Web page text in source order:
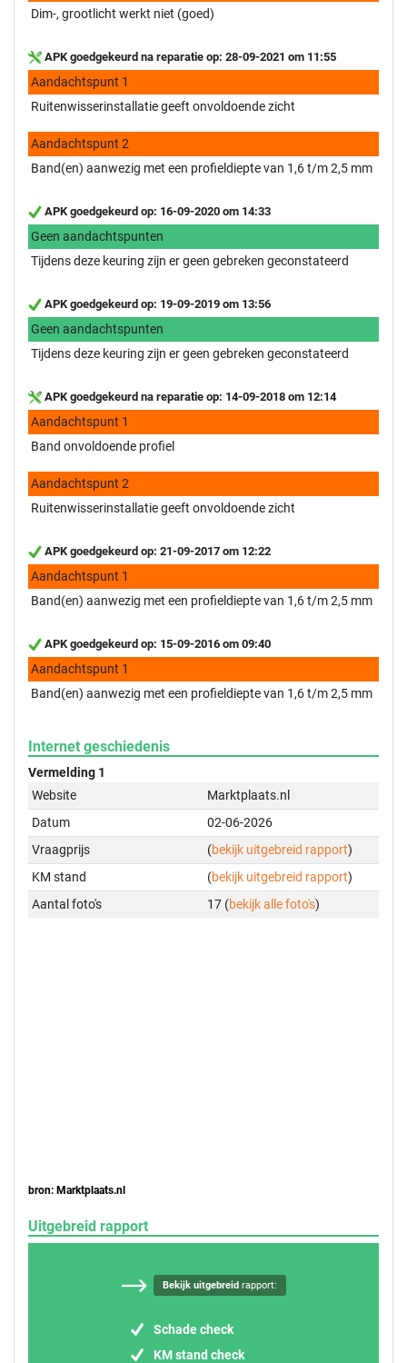
Dim-, grootlicht werkt niet (goed)
APK goedgekeurd na reparatie op: 28-09-2021 om 11:55
Aandachtspunt 1
Ruitenwisserinstallatie geeft onvoldoende zicht
Aandachtspunt 2
Band(en) aanwezig met een profieldiepte van 1,6 t/m 2,5 mm
APK goedgekeurd op: 16-09-2020 om 14:33
Geen aandachtspunten
Tijdens deze keuring zijn er geen gebreken geconstateerd
APK goedgekeurd op: 19-09-2019 om 13:56
Geen aandachtspunten
Tijdens deze keuring zijn er geen gebreken geconstateerd
APK goedgekeurd na reparatie op: 14-09-2018 om 12:14
Aandachtspunt 1
Band onvoldoende profiel
Aandachtspunt 2
Ruitenwisserinstallatie geeft onvoldoende zicht
APK goedgekeurd op: 21-09-2017 om 12:22
Aandachtspunt 1
Band(en) aanwezig met een profieldiepte van 1,6 t/m 2,5 mm
APK goedgekeurd op: 15-09-2016 om 09:40
Aandachtspunt 1
Band(en) aanwezig met een profieldiepte van 1,6 t/m 2,5 mm
Internet geschiedenis
Vermelding 1
Website
Marktplaats.nl
Datum
02-06-2026
Vraagprijs
(bekijk uitgebreid rapport)
KM stand
(bekijk uitgebreid rapport)
Aantal foto's
17 (bekijk alle foto's)
bron: Marktplaats.nl
Uitgebreid rapport
Bekijk uitgebreidrapport:
Schade check
KM stand check